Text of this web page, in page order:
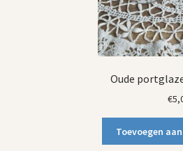
Oude
€
Toevoegen